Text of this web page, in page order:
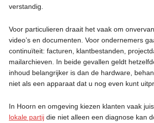
verstandig.
Voor particulieren draait het vaak om
video’s en documenten. Voor ondernemers
continuïteit: facturen, klantbestanden,
mailarchieven. In beide gevallen geldt
inhoud belangrijker is dan de hardware,
niet als een apparaat dat u nog even kunt
In Hoorn en omgeving kiezen klanten vaak
lokale partijdie niet alleen een diagnose kan